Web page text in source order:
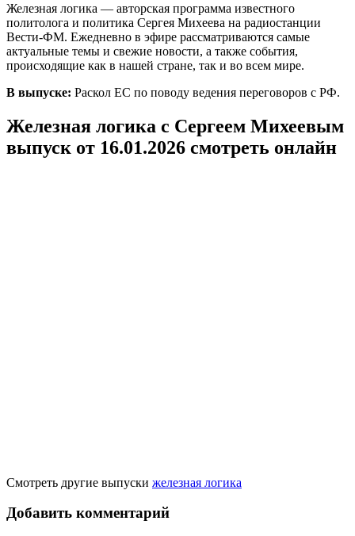
Железная логика — авторская программа известного
политолога и политика Сергея Михеева на радиостанции
Вести-ФМ. Ежедневно в эфире рассматриваются самые
актуальные темы и свежие новости, а также события,
происходящие как в нашей стране, так и во всем мире.
В выпуске: Раскол ЕС по поводу ведения переговоров с РФ.
Железная логика с Сергеем Михеевым
выпуск от 16.01.2026 смотреть онлайн
Смотреть другие выпуски железная логика
Добавить комментарий